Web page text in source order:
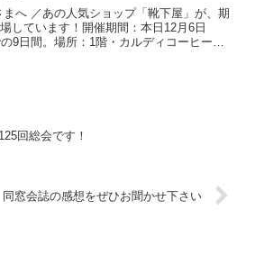
へ ／あの人気ショップ「靴下屋」が、期
しています！開催期間：本日12月6日
9日間。場所：1階・カルディコーヒーフ
回総会です！
同窓会誌の感想をぜひお聞かせ下さい